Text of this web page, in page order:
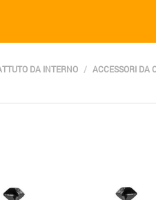
DA INTERNO ACCESSORI DA